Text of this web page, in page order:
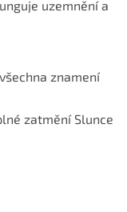
uzemnění a
znamení
zatmění Slunce